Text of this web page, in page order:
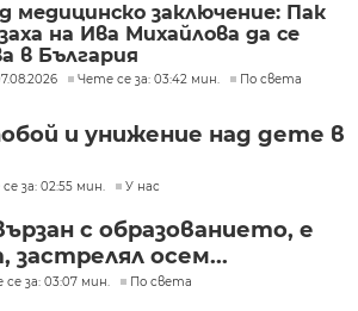
медицинско заключение: Пак
на Ива Михайлова да се
в България
Чете се за: 03:42 мин. По света
и унижение над дете в
за: 02:55 мин. У нас
с образованието, е
застрелял осем...
за: 03:07 мин. По света